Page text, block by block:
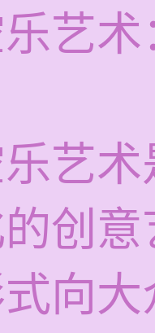
艺
艺
创
向